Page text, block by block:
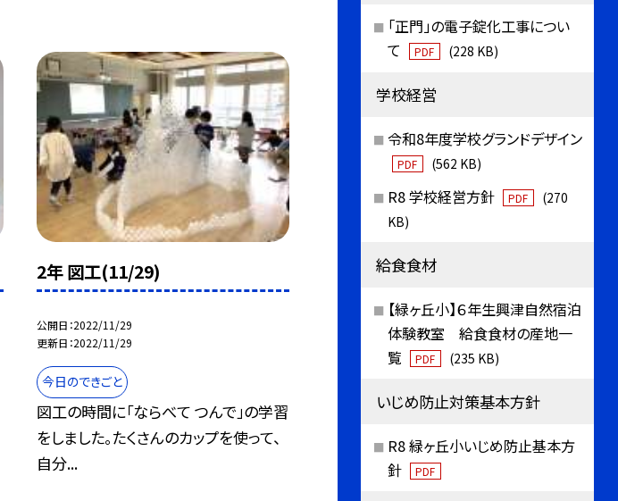
2年 図工(11/29)
公開日 2022/11/29
更新日 2022/11/29
今日のできごと
図工の時間に「ならべて つんで」の学習
をしました。たくさんのカップを使って、
自分...
「正門」の電子錠化工事につい
て
PDF (228 KB)
学校経営
令和8年度学校グランドデザイン
PDF (562 KB)
R8 学校経営方針 PDF
(270
KB)
給食食材
【緑ヶ丘小】６年生興津自然宿泊
体験教室 給食食材の産地一
覧
PDF (235 KB)
いじめ防止対策基本方針
R8 緑ヶ丘小いじめ防止基本方
針
PDF